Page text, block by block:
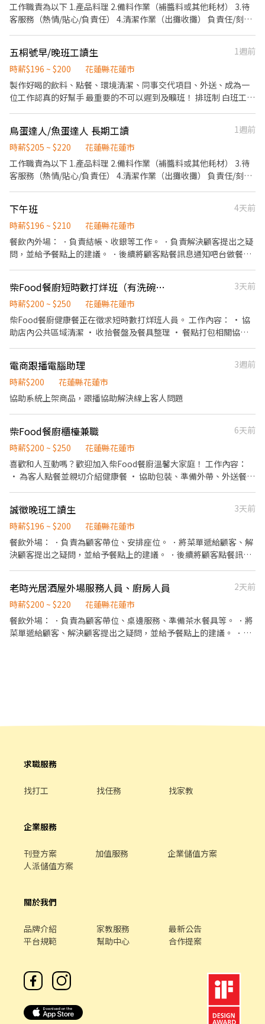
工作職責為以下 1.產品料理 2.備料作業（補醬料或其他耗材） 3.待
客服務（熱情/貼心/負責任） 4.清潔作業（出攤收攤） 負責任/刻苦
勿來電
五桐號早/晚班工讀生
1週前
時薪$196 ~ $200
花蓮縣花蓮市
製作好喝的飲料、點餐、環境清潔、同事交代項目、外送、成為一
位工作認真的好幫手 最重要的不可以遲到及曠班！ 排班制 白班工讀
鳥蛋達人/魚蛋達人 長期工讀
1週前
時薪$205 ~ $220
花蓮縣花蓮市
工作職責為以下 1.產品料理 2.備料作業（補醬料或其他耗材） 3.待
客服務（熱情/貼心/負責任） 4.清潔作業（出攤收攤） 負責任/刻苦
下午班
4天前
時薪$196 ~ $210
花蓮縣花蓮市
餐飲內外場： ．負責結帳、收銀等工作。 ．負責解決顧客提出之疑
問，並給予餐點上的建議。 ．後續將顧客點餐訊息通知吧台做餐，
需要的食材。 ．協助測量食材的容量與重量。 ．負責擺盤、打包外
帶服務。
柴Food餐廚短時數打烊班（有洗碗機）
3天前
時薪$200 ~ $250
花蓮縣花蓮市
柴Food餐廚健康餐正在徵求短時數打烊班人員。 工作內容： • 協
助店內公共區域清潔 • 收拾餐盤及餐具整理 • 餐點打包相關協助
以安心投遞。
電商跟播電腦助理
3週前
時薪$200
花蓮縣花蓮市
協助系統上架商品，跟播協助解決線上客人問題
柴Food餐廚櫃檯兼職
6天前
時薪$200 ~ $250
花蓮縣花蓮市
喜歡和人互動嗎？歡迎加入柴Food餐廚溫馨大家庭！ 工作內容：
• 為客人點餐並親切介紹健康餐 • 協助包裝、準備外帶、外送餐點
友善，大家都樂於協助新手 沒經驗沒關係，只要有笑容，我們歡迎
你的加入！
誠徵晚班工讀生
3天前
時薪$196 ~ $200
花蓮縣花蓮市
餐飲外場： ．負責為顧客帶位、安排座位。 ．將菜單遞給顧客、解
決顧客提出之疑問，並給予餐點上的建議。 ．後續將顧客點餐訊息
老時光居酒屋外場服務人員、廚房人員
2天前
時薪$200 ~ $220
花蓮縣花蓮市
餐飲外場： ．負責為顧客帶位、桌邊服務、準備茶水餐具等。 ．將
菜單遞給顧客、解決顧客提出之疑問，並給予餐點上的建議。 ．後
求職服務
找打工 找任務 找家教
企業服務
刊登方案 加值服務
企業儲值方案
人派儲值方案
關於我們
品牌介紹 家教服務
最新公告
平台規範
幫助中心 合作提案